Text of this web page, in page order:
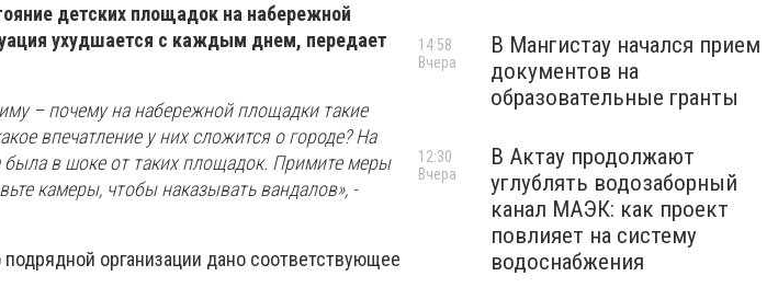
детских площадок на набережной
ухудшается с каждым днем, передает
– почему на набережной площадки такие
впечатление у них сложится о городе? На
в шоке от таких площадок. Примите меры
камеры, чтобы наказывать вандалов», -
организации дано соответствующее
В Мангистау начался прием
документов на
образовательные гранты
14:58
Вчера
В Актау продолжают
углублять водозаборный
канал МАЭК: как проект
повлияет на систему
водоснабжения
12:30
Вчера